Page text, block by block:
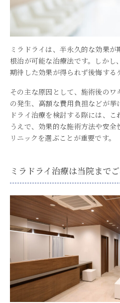
ミラドライは、半永久的な効果
根治が可能な治療法です。しかし
期待した効果が得られず後悔する
その主な原因として、施術後の
の発生、高額な費用負担などが挙
ドライ治療を検討する際には、
うえで、効果的な施術方法や安
リニックを選ぶことが重要です。
ミラドライ治療は当院まで